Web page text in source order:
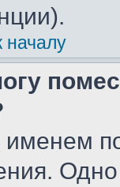
началу